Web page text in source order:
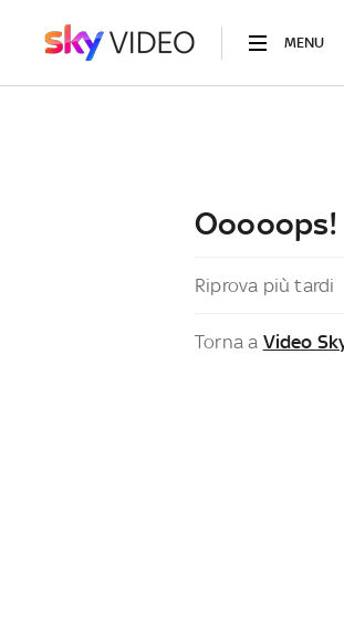
MENU
Riprova più tardi
Torna a Video